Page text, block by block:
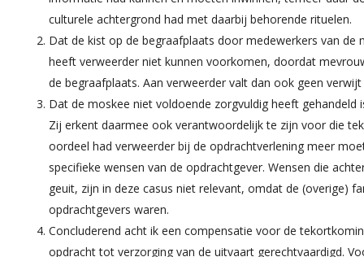
culturele achtergrond had met daarbij behorende rituelen.
Dat de kist op de begraafplaats door medewerkers van de
heeft verweerder niet kunnen voorkomen, doordat
de begraafplaats. Aan verweerder valt dan ook geen
Dat de moskee niet voldoende zorgvuldig heeft gehandeld
Zij erkent daarmee ook verantwoordelijk te zijn voor die
oordeel had verweerder bij de opdrachtverlening meer
specifieke wensen van de opdrachtgever. Wensen die
geuit, zijn in deze casus niet relevant, omdat de (overige)
opdrachtgevers waren.
Concluderend acht ik een compensatie voor de
opdracht tot verzorging van de uitvaart gerechtvaardigd.